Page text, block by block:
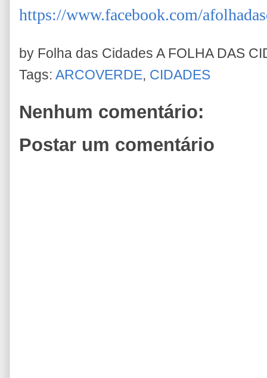
https://www.facebook.com/
by Folha das Cidades A FOLHA DAS
Tags: ARCOVERDE, CIDADES
Nenhum comentário:
Postar um comentário